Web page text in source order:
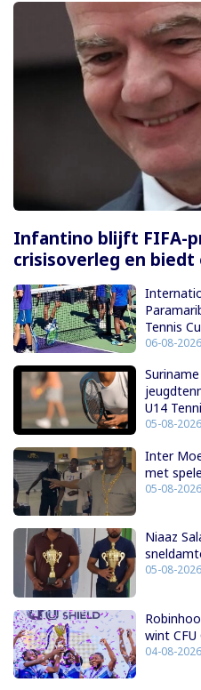
Infantino blijft FIFA-
crisisoverleg en biedt
Tennis
06-08-2026
U14
05-08-2026
Inter
met
05-08-2026
Niaaz
05-08-2026
wint CFU
04-08-2026